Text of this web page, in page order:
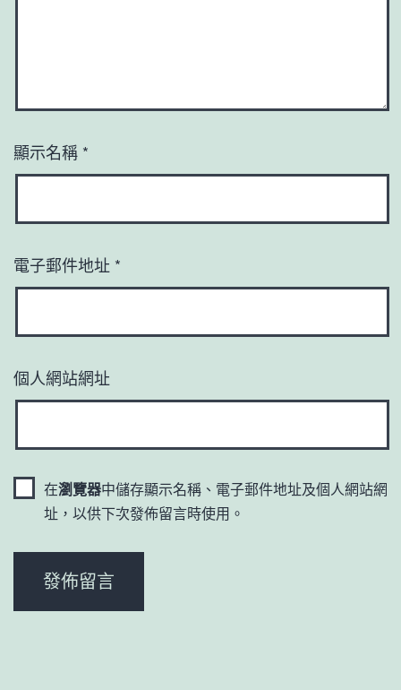
顯示名稱 *
電子郵件地址 *
個人網站網址
在瀏覽器中儲存顯示名稱、電子郵件地址及個人網站網
址，以供下次發佈留言時使用。